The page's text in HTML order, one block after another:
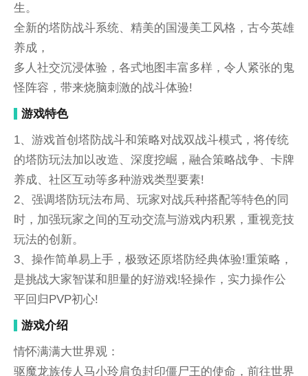
生。
全新的塔防战斗系统、精美的国漫美工风格，古今英雄
养成，
多人社交沉浸体验，各式地图丰富多样，令人紧张的鬼
怪阵容，带来烧脑刺激的战斗体验!
游戏特色
1、游戏首创塔防战斗和策略对战双战斗模式，将传统
的塔防玩法加以改造、深度挖崛，融合策略战争、卡牌
养成、社区互动等多种游戏类型要素!
2、强调塔防玩法布局、玩家对战兵种搭配等特色的同
时，加强玩家之间的互动交流与游戏内积累，重视竞技
玩法的创新。
3、操作简单易上手，极致还原塔防经典体验!重策略，
是挑战大家智谋和胆量的好游戏!轻操作，实力操作公
平回归PVP初心!
游戏介绍
情怀满满大世界观：
驱魔龙族传人马小玲肩负封印僵尸王的使命，前往世界